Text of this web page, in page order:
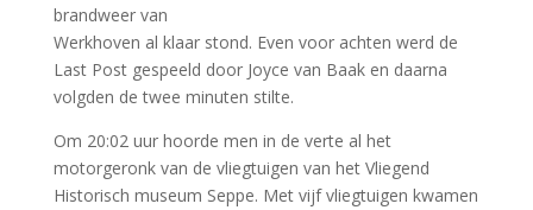
brandweer van
Werkhoven al klaar stond. Even voor achten werd de
Last Post gespeeld door Joyce van Baak en daarna
volgden de twee minuten stilte.
Om 20:02 uur hoorde men in de verte al het
motorgeronk van de vliegtuigen van het Vliegend
Historisch museum Seppe. Met vijf vliegtuigen kwamen